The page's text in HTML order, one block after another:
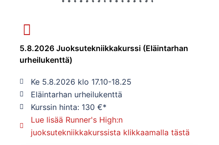
5.8.2026 Juoksutekniikkakurssi (Eläintarhan
urheilukenttä)
Ke 5.8.2026 klo 17.10-18.25
Eläintarhan urheilukenttä
Kurssin hinta: 130 €*
Lue lisää Runner's High:n
juoksutekniikkakurssista klikkaamalla tästä